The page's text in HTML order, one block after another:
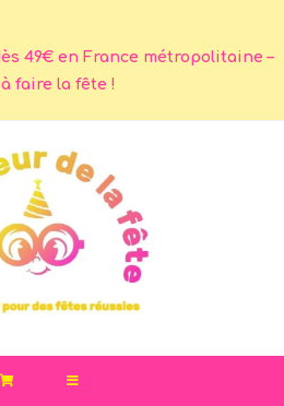
49€ en France métropolitaine –
faire la fête !